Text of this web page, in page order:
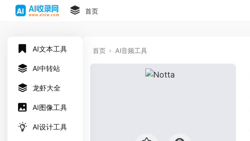
首页
AI文本工具
AI中转站
龙虾大全
AI图像工具
AI设计工具
首页 AI音频工具